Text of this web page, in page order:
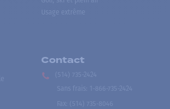
Usage extrême
Contact
(514) 735-2424
Sans frais
1-866-735-2424
Fax:
(514) 735-8046